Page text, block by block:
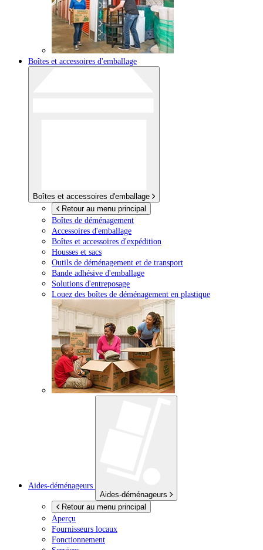
Boîtes et accessoires d'emballage
Boîtes et accessoires d'emballage
Retour au menu principal
Boîtes de déménagement
Accessoires d'emballage
Boîtes et accessoires d'expédition
Housses et sacs
Outils de déménagement et de transport
Bande adhésive d'emballage
Solutions d'entreposage
Louez des boîtes de déménagement en plastique
Aides-déménageurs
Aides-déménageurs
Retour au menu principal
Aperçu
Fournisseurs locaux
Fonctionnement